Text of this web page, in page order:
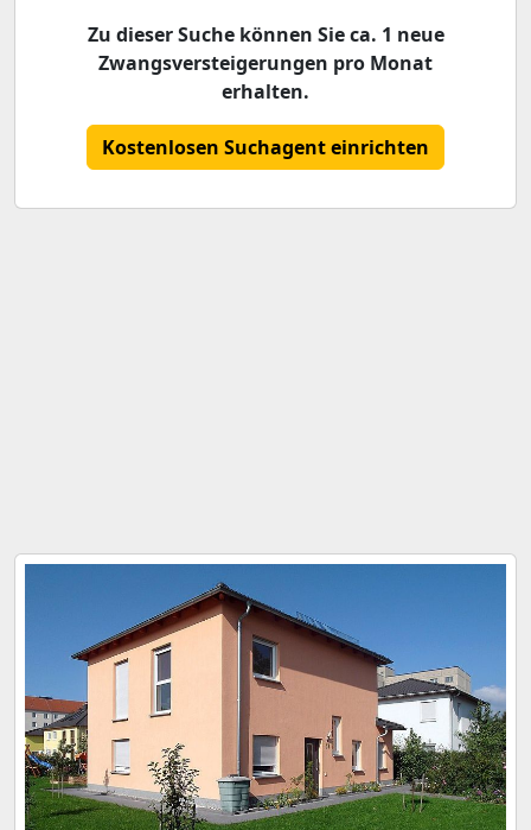
Zu dieser Suche können Sie ca. 1 neue
Zwangsversteigerungen pro Monat
erhalten.
Kostenlosen Suchagent einrichten